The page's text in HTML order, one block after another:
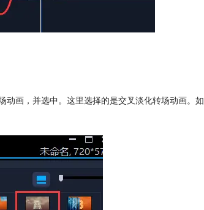
动画，并选中。这里选择的是交叉 淡化转场动画。如